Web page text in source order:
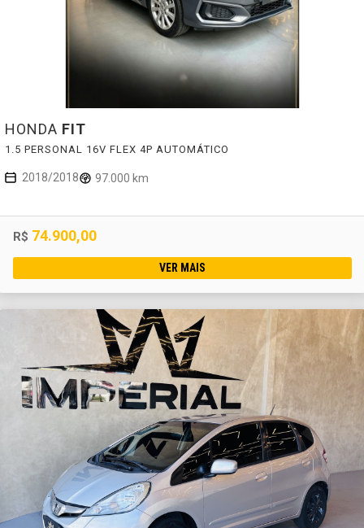
HONDA FIT
1.5 PERSONAL 16V FLEX 4P AUTOMÁTICO
2018/2018 97.000 km
R$ 74.900,00
VER MAIS